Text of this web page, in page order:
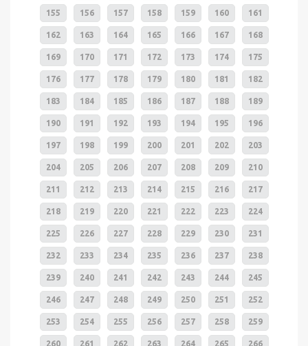
155 156 157 158 159 160 161
162 163 164 165 166 167 168
169 170 171 172 173 174 175
176 177 178 179 180 181 182
183 184 185 186 187 188 189
190 191 192 193 194 195 196
197 198 199 200 201 202 203
204 205 206 207 208 209 210
211 212 213 214 215 216 217
218 219 220 221 222 223 224
225 226 227 228 229 230 231
232 233 234 235 236 237 238
239 240 241 242 243 244 245
246 247 248 249 250 251 252
253 254 255 256 257 258 259
260 261 262 263 264 265 266